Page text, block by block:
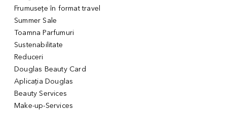
Frumusețe în format travel
Summer Sale
Toamna Parfumuri
Sustenabilitate
Reduceri
Douglas Beauty Card
Aplicația Douglas
Beauty Services
Make-up-Services